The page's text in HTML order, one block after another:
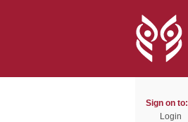
Sign on to:
Login